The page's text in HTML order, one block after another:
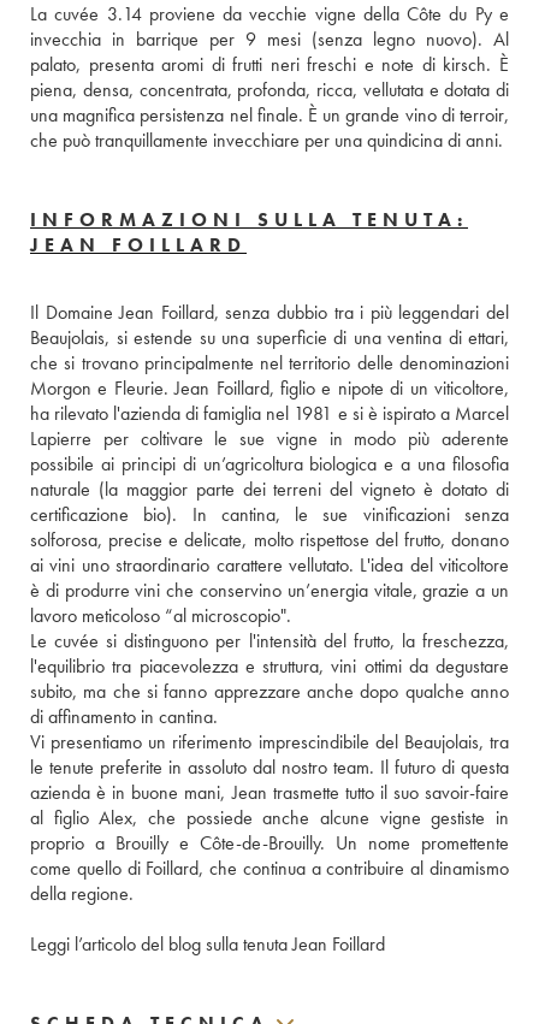
La cuvée 3.14 proviene da vecchie vigne della Côte du Py e
invecchia in barrique per 9 mesi (senza legno nuovo). Al
palato, presenta aromi di frutti neri freschi e note di kirsch. È
piena, densa, concentrata, profonda, ricca, vellutata e dotata di
una magnifica persistenza nel finale. È un grande vino di terroir,
INFORMAZIONI SULLA TENUTA:
JEAN FOILLARD
Il Domaine Jean Foillard, senza dubbio tra i più leggendari del
Beaujolais, si estende su una superficie di una ventina di ettari,
che si trovano principalmente nel territorio delle denominazioni
Morgon e Fleurie. Jean Foillard, figlio e nipote di un viticoltore,
ha rilevato l'azienda di famiglia nel 1981 e si è ispirato a Marcel
Lapierre per coltivare le sue vigne in modo più aderente
possibile ai principi di un’agricoltura biologica e a una filosofia
naturale (la maggior parte dei terreni del vigneto è dotato di
certificazione bio). In cantina, le sue vinificazioni senza
solforosa, precise e delicate, molto rispettose del frutto, donano
ai vini uno straordinario carattere vellutato. L'idea del viticoltore
è di produrre vini che conservino un’energia vitale, grazie a un
lavoro meticoloso “al microscopio".
Le cuvée si distinguono per l'intensità del frutto, la freschezza,
l'equilibrio tra piacevolezza e struttura, vini ottimi da degustare
subito, ma che si fanno apprezzare anche dopo qualche anno
di affinamento in cantina.
Vi presentiamo un riferimento imprescindibile del Beaujolais, tra
le tenute preferite in assoluto dal nostro team. Il futuro di questa
azienda è in buone mani, Jean trasmette tutto il suo savoir-faire
al figlio Alex, che possiede anche alcune vigne gestiste in
proprio a Brouilly e Côte-de-Brouilly. Un nome promettente
come quello di Foillard, che continua a contribuire al dinamismo
della regione.
Leggi l’articolo del blog sulla tenuta Jean Foillard